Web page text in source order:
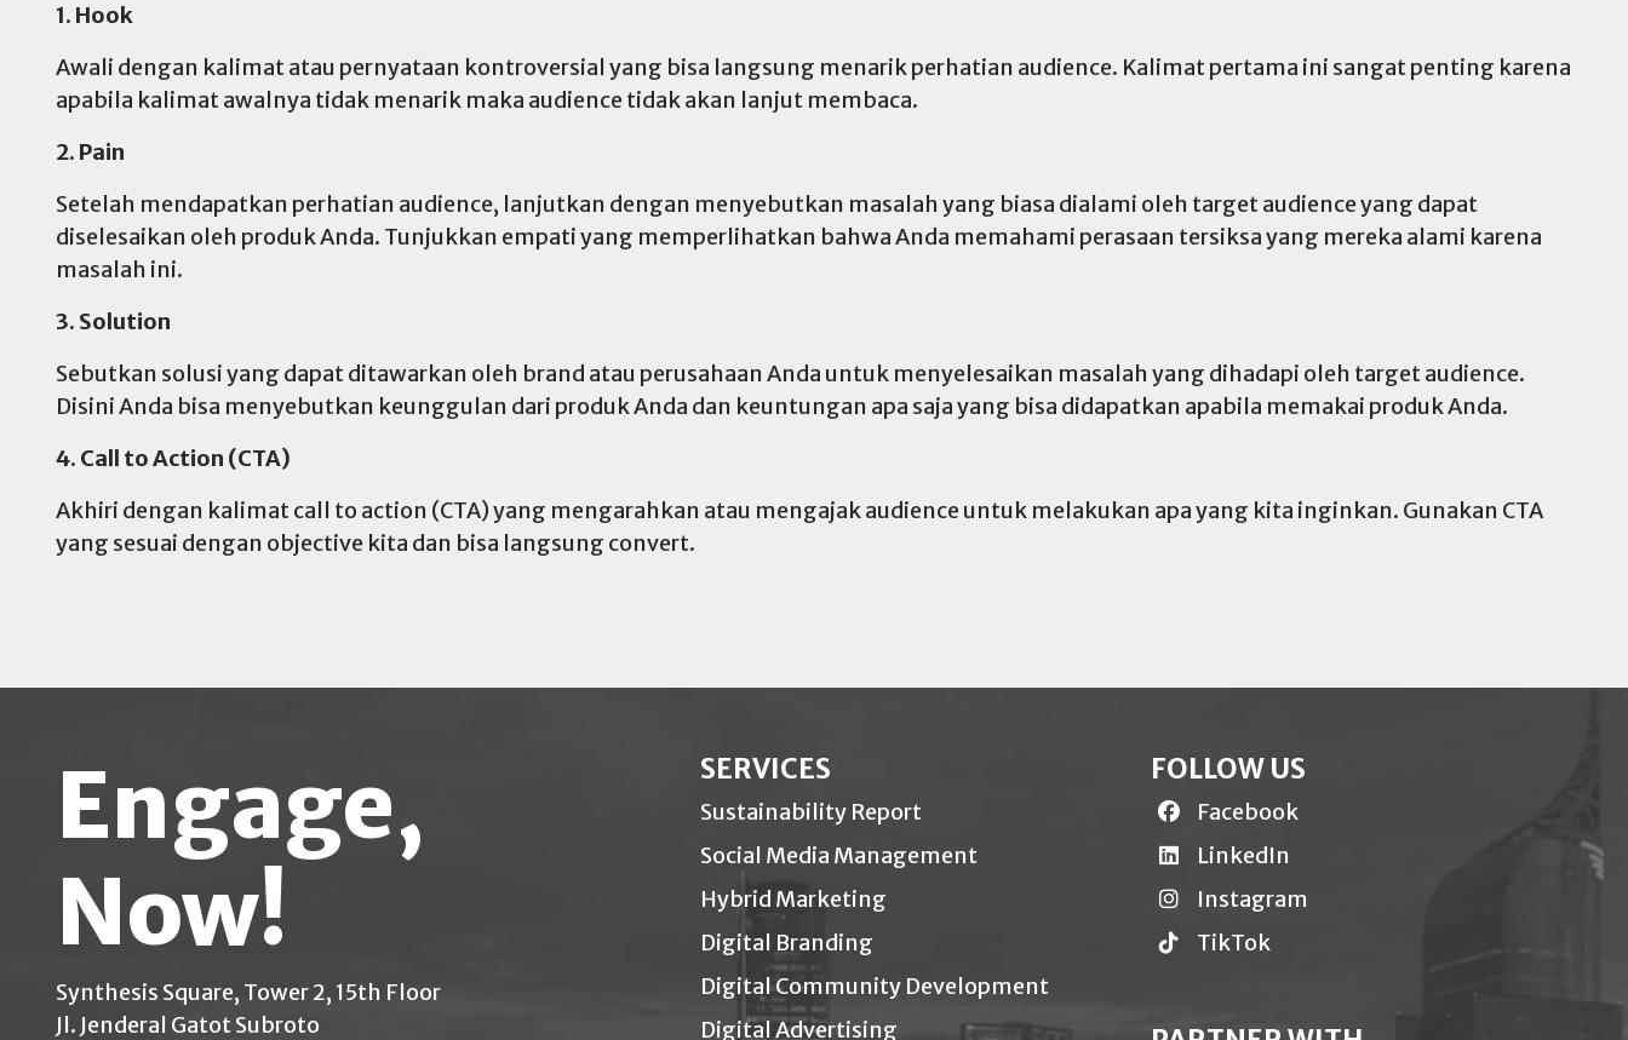
1. Hook
Awali dengan kalimat atau pernyataan kontroversial yang bisa langsung menarik perhatian audience. Kalimat pertama ini sangat penting karena
apabila kalimat awalnya tidak menarik maka audience tidak akan lanjut membaca.
2. Pain
Setelah mendapatkan perhatian audience, lanjutkan dengan menyebutkan masalah yang biasa dialami oleh target audience yang dapat
diselesaikan oleh produk Anda. Tunjukkan empati yang memperlihatkan bahwa Anda memahami perasaan tersiksa yang mereka alami karena
masalah ini.
3. Solution
Sebutkan solusi yang dapat ditawarkan oleh brand atau perusahaan Anda untuk menyelesaikan masalah yang dihadapi oleh target audience.
Disini Anda bisa menyebutkan keunggulan dari produk Anda dan keuntungan apa saja yang bisa didapatkan apabila memakai produk Anda.
4. Call to Action (CTA)
Akhiri dengan kalimat call to action (CTA) yang mengarahkan atau mengajak audience untuk melakukan apa yang kita inginkan. Gunakan CTA
yang sesuai dengan objective kita dan bisa langsung convert.
Engage,
Now!
Synthesis Square, Tower 2, 15th Floor
Jl. Jenderal Gatot Subroto
SERVICES
Sustainability Report
Social Media Management
Hybrid Marketing
Digital Branding
Digital Community Development
Digital Advertising
FOLLOW US
Facebook
LinkedIn
Instagram
TikTok